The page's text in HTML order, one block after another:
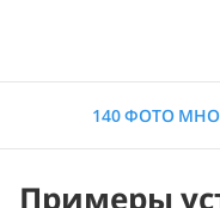
140 ФОТО
Примеры